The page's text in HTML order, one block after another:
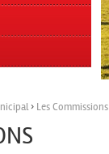
› Les Commissions